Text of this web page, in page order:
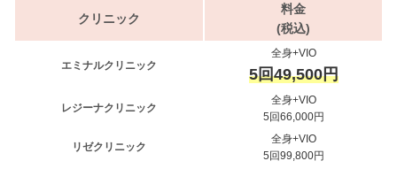
クリニック
料金
(税込)
エミナルクリニック
全身+VIO
5回49,500円
レジーナクリニック
全身+VIO
5回66,000円
リゼクリニック
全身+VIO
5回99,800円